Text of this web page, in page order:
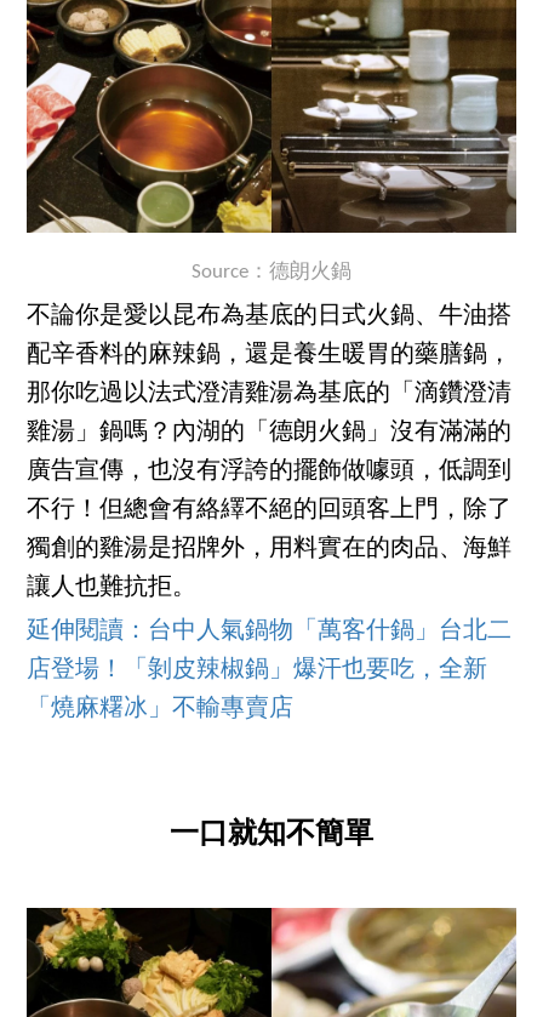
Source：德朗火鍋
不論你是愛以昆布為基底的日式火鍋、牛油搭
配辛香料的麻辣鍋，還是養生暖胃的藥膳鍋，
那你吃過以法式澄清雞湯為基底的「滴鑽澄清
雞湯」鍋嗎？內湖的「德朗火鍋」沒有滿滿的
廣告宣傳，也沒有浮誇的擺飾做噱頭，低調到
不行！但總會有絡繹不絕的回頭客上門，除了
獨創的雞湯是招牌外，用料實在的肉品、海鮮
讓人也難抗拒。
延伸閱讀：台中人氣鍋物「萬客什鍋」台北二
店登場！「剝皮辣椒鍋」爆汗也要吃，全新
「燒麻糬冰」不輸專賣店
一口就知不簡單